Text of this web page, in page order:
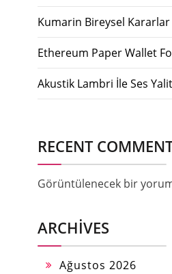
Kumarin Bireysel
Ethereum Paper Wallet
Akustik Lambri İle Ses
RECENT
Görüntülenecek bir
ARCHIVES
Ağustos 2026